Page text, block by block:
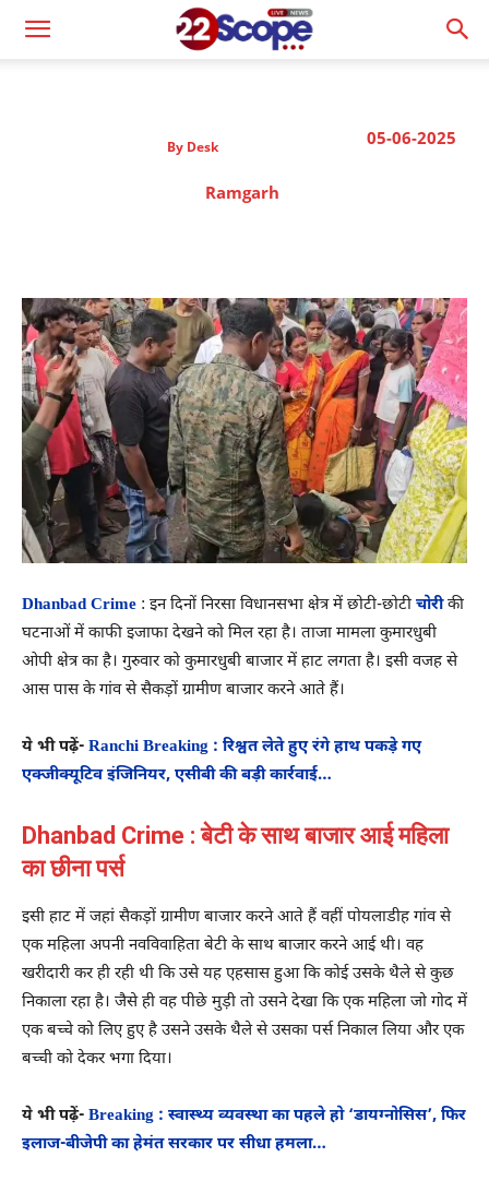
05-06-2025
By Desk
Ramgarh
Dhanbad Crime : इन दिनों निरसा विधानसभा क्षेत्र में छोटी-छोटी चोरीकी
घटनाओं में काफी इजाफा देखने को मिल रहा है। ताजा मामला कुमारधुबी
ओपी क्षेत्र का है। गुरुवार को कुमारधुबी बाजार में हाट लगता है। इसी वजह से
आस पास के गांव से सैकड़ों ग्रामीण बाजार करने आते हैं।
ये भी पढ़ें- Ranchi Breaking : रिश्वत लेते हुए रंगे हाथ पकड़े गए
एक्जीक्यूटिव इंजिनियर, एसीबी की बड़ी कार्रवाई…
Dhanbad Crime : बेटी के साथ बाजार आई महिला
का छीना पर्स
इसी हाट में जहां सैकड़ों ग्रामीण बाजार करने आते हैं वहीं पोयलाडीह गांव से
एक महिला अपनी नवविवाहिता बेटी के साथ बाजार करने आई थी। वह
खरीदारी कर ही रही थी कि उसे यह एहसास हुआ कि कोई उसके थैले से कुछ
निकाला रहा है। जैसे ही वह पीछे मुड़ी तो उसने देखा कि एक महिला जो गोद में
एक बच्चे को लिए हुए है उसने उसके थैले से उसका पर्स निकाल लिया और एक
बच्ची को देकर भगा दिया।
ये भी पढ़ें- Breaking : स्वास्थ्य व्यवस्था का पहले हो ‘डायग्नोसिस’, फिर
इलाज-बीजेपी का हेमंत सरकार पर सीधा हमला…